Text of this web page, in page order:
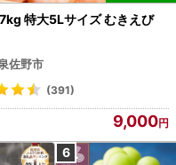
特大5Lサイズ むきえび
佐野市
(391)
9,000